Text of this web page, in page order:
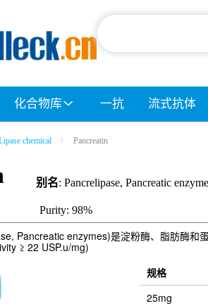
化合物库 一抗 流式抗体
chemical Pancreatin
别名: Pancrelipase, Pancreatic
Purity: 98%
Pancreatic enzymes)是淀粉酶、脂肪酶和
≥ 22 USP.u/mg)
规格
25mg